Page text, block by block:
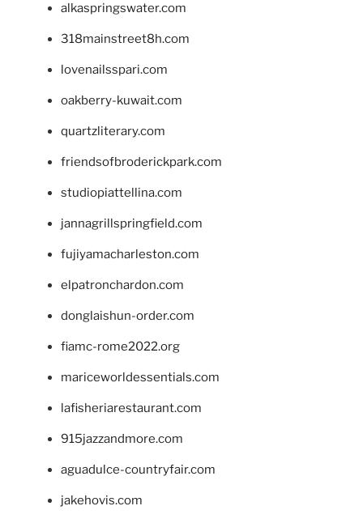
alkaspringswater.com
318mainstreet8h.com
lovenailsspari.com
oakberry-kuwait.com
quartzliterary.com
friendsofbroderickpark.com
studiopiattellina.com
jannagrillspringfield.com
fujiyamacharleston.com
elpatronchardon.com
donglaishun-order.com
fiamc-rome2022.org
mariceworldessentials.com
lafisheriarestaurant.com
915jazzandmore.com
aguadulce-countryfair.com
jakehovis.com